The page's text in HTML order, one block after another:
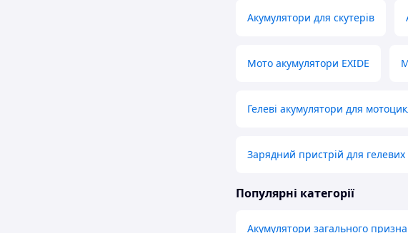
Акумулятори для скутерів
Мото акумулятори EXIDE
Гелеві акумулятори для
Зарядний пристрій для гелевих
Популярні категорії
Акумулятори загального